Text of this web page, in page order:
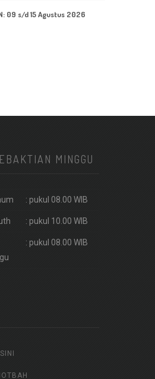
09 s/d 15 Agustus 2026
MINGGU
: pukul 08.00 WIB
: pukul 10.00 WIB
: pukul 08.00 WIB